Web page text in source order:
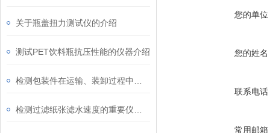
关于瓶盖扭力测试仪的介绍
测试PET饮料瓶抗压性能的仪器介绍
您的单位
您的姓名
联系电话
常用邮箱